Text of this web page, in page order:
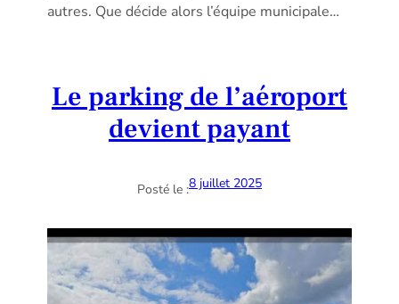
autres. Que décide alors l’équipe municipale…
Le parking de l’aéroport
devient payant
Posté le :8 juillet 2025